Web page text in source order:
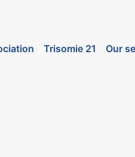
Trisomie 21 Our